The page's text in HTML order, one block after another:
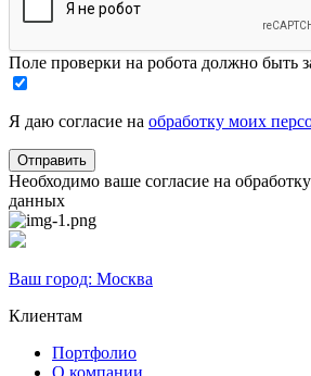
Поле проверки на робота должно быть
Я даю согласие на обработку моих
Необходимо ваше согласие на
данных
Ваш город: Москва
Клиентам
Портфолио